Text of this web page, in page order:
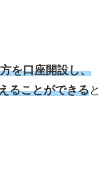
を口座開設し、
ることができると